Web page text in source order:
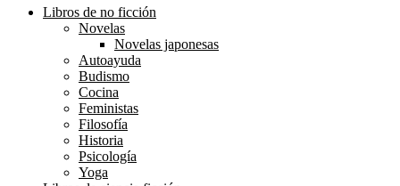
Libros de no ficción
Novelas
Novelas japonesas
Autoayuda
Budismo
Cocina
Feministas
Filosofía
Historia
Psicología
Yoga